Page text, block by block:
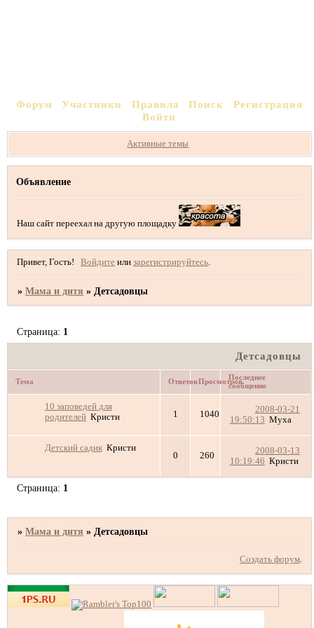
Форум Участники Правила Поиск
Регистрация
Войти
Активные темы
Объявление
Наш сайт переехал на другую площадку
Привет, Гость! Войдите илизарегистрируйтесь
»Мама и дитя » Детсадовцы
Детсадовцы
Страница: 1
Тема ОтветовПросмотровПоследнее
сообщение
10 заповедей для
родителей Кристи 1 1040
2008-03-21
19:50:13 Муха
Детский садик Кристи
0 260
2008-03-13
10:19:46 Кристи
Страница: 1
»Мама и дитя » Детсадовцы
Создать форум.